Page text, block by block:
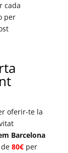
cada
per
oferir-te la
Barcelona
80€ per